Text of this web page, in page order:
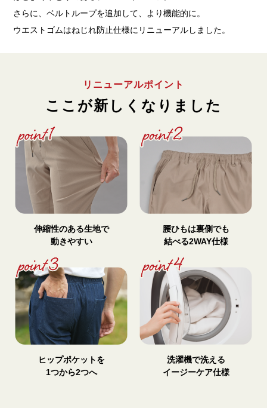
さらに、ベルトループを追加して、より機能的に。
ウエストゴムはねじれ防止仕様にリニューアルしました。
リニューアルポイント
ここが新しくなりました
伸縮性のある生地で
動きやすい
腰ひもは裏側でも
結べる2WAY仕様
ヒップポケットを
1つから2つへ
洗濯機で洗える
イージーケア仕様